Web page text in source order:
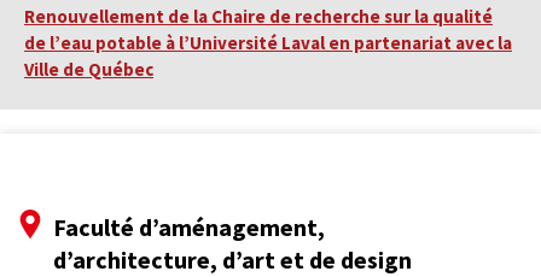
Renouvellement de la Chaire de recherche sur la qualité
de l’eau potable à l’Université Laval en partenariat avec la
Ville de Québec
Faculté d’aménagement,
d’architecture, d’art et de design